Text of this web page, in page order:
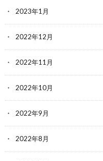
2023年1月
2022年12月
2022年11月
2022年10月
2022年9月
2022年8月